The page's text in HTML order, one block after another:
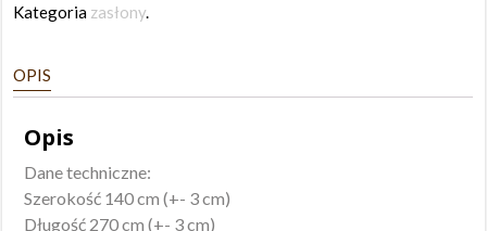
rzędy
140x270
Kategoria zasłony.
OPIS
Opis
Dane techniczne:
Szerokość 140 cm (+- 3 cm)
Długość 270 cm (+- 3 cm)